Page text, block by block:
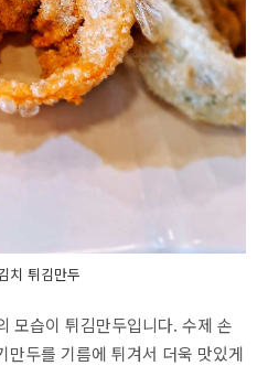
치 튀김만두
모습이 튀김만두입니다. 수제 손
만두를 기름에 튀겨서 더욱 맛있게